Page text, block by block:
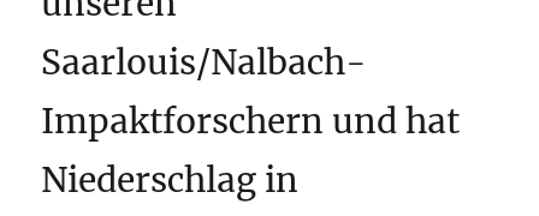
Saarlouis/Nalbach-
Impaktforschern und hat
Niederschlag in